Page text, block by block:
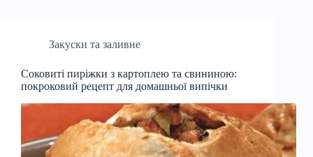
Закуски та заливне
Соковиті пиріжки з картоплею та свининою:
покроковий рецепт для домашньої випічки